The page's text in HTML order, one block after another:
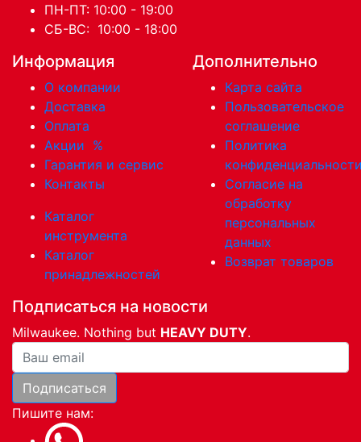
ПН-ПТ: 10:00 - 19:00
СБ-ВС: 10:00 - 18:00
Информация
О компании
Доставка
Оплата
Акции %
Гарантия и сервис
Контакты
Каталог
инструмента
Каталог
принадлежностей
Дополнительно
Карта сайта
Пользовательское
соглашение
Политика
Согласие на
обработку
персональных
данных
Возврат товаров
Подписаться на новости
Milwaukee. Nothing but HEAVY DUTY.
Ваша почта
Подписаться
Пишите нам: